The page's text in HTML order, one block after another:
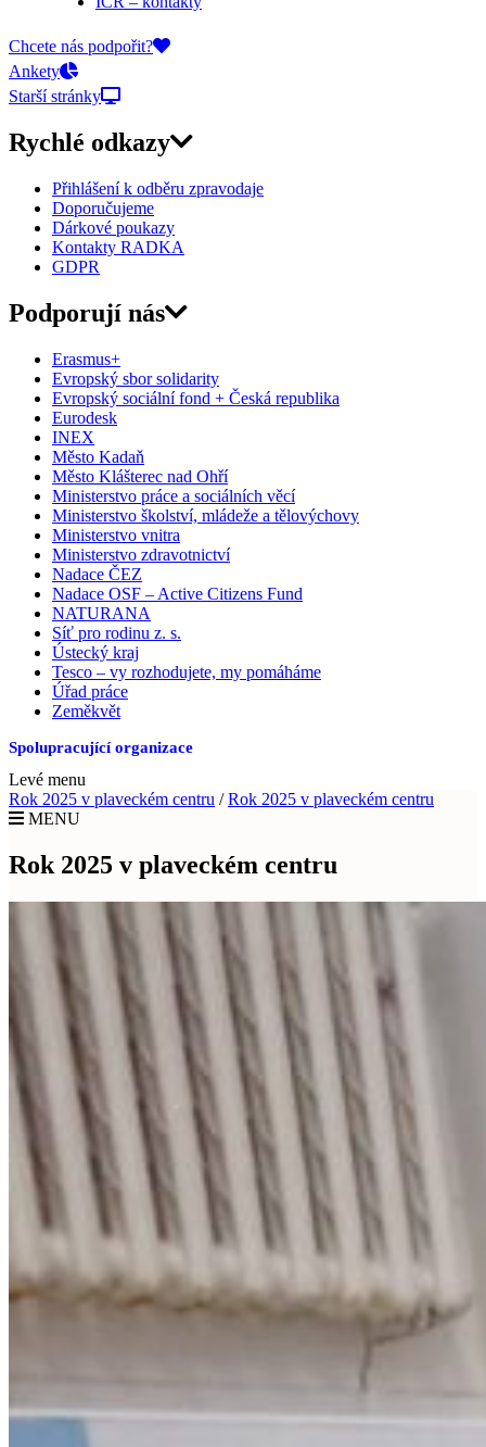
On-line přihlášky
Chcete nás podpořit?
Ankety
Starší stránky
Rychlé odkazy
Přihlášení k odběru zpravodaje
Doporučujeme
Dárkové poukazy
Kontakty RADKA
GDPR
Podporují nás
Erasmus+
Evropský sbor solidarity
Evropský sociální fond + Česká republika
Eurodesk
INEX
Město Kadaň
Město Klášterec nad Ohří
Ministerstvo práce a sociálních věcí
Ministerstvo školství, mládeže a tělovýchovy
Ministerstvo vnitra
Ministerstvo zdravotnictví
Nadace ČEZ
Nadace OSF – Active Citizens Fund
NATURANA
Síť pro rodinu z. s.
Ústecký kraj
Tesco – vy rozhodujete, my pomáháme
Úřad práce
Zeměkvět
Spolupracující organizace
Levé menu
Rok 2025 v plaveckém centru /Rok 2025 v plaveckém centru
MENU
Rok 2025 v plaveckém centru